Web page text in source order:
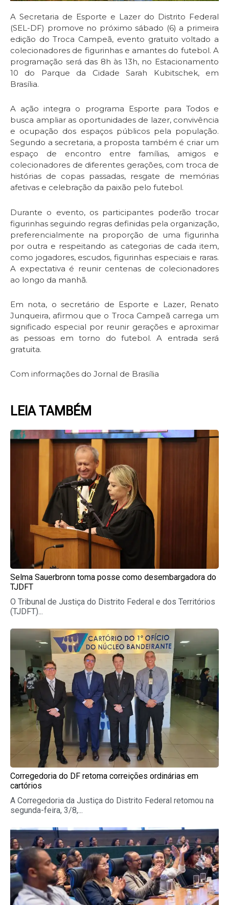
A Secretaria de Esporte e Lazer do Distrito Federal
(SEL-DF) promove no próximo sábado (6) a primeira
edição do Troca Campeã, evento gratuito voltado a
colecionadores de figurinhas e amantes do futebol. A
programação será das 8h às 13h, no Estacionamento
10 do Parque da Cidade Sarah Kubitschek, em
Brasília.
A ação integra o programa Esporte para Todos e
busca ampliar as oportunidades de lazer, convivência
e ocupação dos espaços públicos pela população.
Segundo a secretaria, a proposta também é criar um
espaço de encontro entre famílias, amigos e
colecionadores de diferentes gerações, com troca de
histórias de copas passadas, resgate de memórias
afetivas e celebração da paixão pelo futebol.
Durante o evento, os participantes poderão trocar
figurinhas seguindo regras definidas pela organização,
preferencialmente na proporção de uma figurinha
por outra e respeitando as categorias de cada item,
como jogadores, escudos, figurinhas especiais e raras.
A expectativa é reunir centenas de colecionadores
ao longo da manhã.
Em nota, o secretário de Esporte e Lazer, Renato
Junqueira, afirmou que o Troca Campeã carrega um
significado especial por reunir gerações e aproximar
as pessoas em torno do futebol. A entrada será
gratuita.
Com informações do Jornal de Brasília
LEIA TAMBÉM
Selma Sauerbronn toma posse como desembargadora do
TJDFT
O Tribunal de Justiça do Distrito Federal e dos Territórios
(TJDFT)...
Corregedoria do DF retoma correições ordinárias em
cartórios
A Corregedoria da Justiça do Distrito Federal retomou na
segunda-feira, 3/8,...
PagePagePagePagePage